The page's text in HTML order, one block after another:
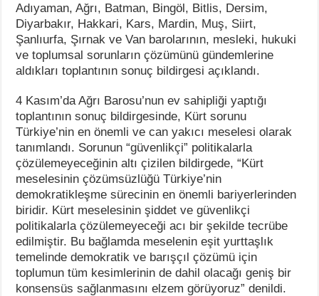
Adıyaman, Ağrı, Batman, Bingöl, Bitlis, Dersim,
Diyarbakır, Hakkari, Kars, Mardin, Muş, Siirt,
Şanlıurfa, Şırnak ve Van barolarının, mesleki, hukuki
ve toplumsal sorunların çözümünü gündemlerine
aldıkları toplantının sonuç bildirgesi açıklandı.
4 Kasım’da Ağrı Barosu’nun ev sahipliği yaptığı
toplantının sonuç bildirgesinde, Kürt sorunu
Türkiye’nin en önemli ve can yakıcı meselesi olarak
tanımlandı. Sorunun “güvenlikçi” politikalarla
çözülemeyeceğinin altı çizilen bildirgede, “Kürt
meselesinin çözümsüzlüğü Türkiye’nin
demokratikleşme sürecinin en önemli bariyerlerinden
biridir. Kürt meselesinin şiddet ve güvenlikçi
politikalarla çözülemeyeceği acı bir şekilde tecrübe
edilmiştir. Bu bağlamda meselenin eşit yurttaşlık
temelinde demokratik ve barışçıl çözümü için
toplumun tüm kesimlerinin de dahil olacağı geniş bir
konsensüs sağlanmasını elzem görüyoruz” denildi.